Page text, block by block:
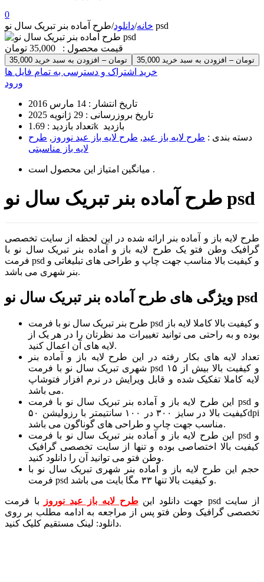
0
خانه/دانلود/ طرح آماده بنر تبریک سال نو psd
قیمت محصول : 35,000 تومان
35,000 تومان – افزودن به سبد خرید
خرید اشتراک و دسترسی به تمام فایل ها
ورود
تاریخ انتشار : 14 مارس 2016
تاریخ بروزرسانی : 29 ژانویه 2025
تعداد بازدید :
1.69k بازدید
دسته بندی : طرح لایه باز عید, طرح لایه باز عید نوروز , طرح
لایه باز مناسبتی
میانگین امتیاز این محصول است .
طرح آماده بنر تبریک سال نو psd
طرح لایه باز و آماده بنر ارائه شده در این لحظه از سایت تخصصی
گرافیک وطن فتو یک طرح لایه باز و آماده بنر تبریک سال نو با
فرمت psd و کیفیت بالا مناسب جهت چاپ و طراحی های تبلیغاتی و
بنر شهری می باشد.
ویژگی های طرح آماده بنر تبریک سال نو psd
طرح بنر تبریک سال نو با فرمت psd و کیفیت بالا کاملا لایه باز
بوده و به راحتی می توانید تغییرات مد نظرتان را در هر یک از
لایه های آن اعمال کنید.
تعداد لایه های بکار رفته در این طرح لایه باز و آماده بنر
شهری تبریک سال نو با فرمت psd و کیفیت بالا بیش از ۱۵
لایه کاملا تفکیک شده و قابل ویرایش در نرم افزار فتوشاپ
می باشد.
این طرح لایه باز و آماده بنر تبریک سال نو با فرمت psd و
کیفیت بالا در سایز ۳۰۰ در ۱۰۰ سانتیمتر با رزولیشن ۵۰dpi
مناسب جهت چاپ و طراحی های گوناگون می باشد.
این طرح لایه باز و آماده بنر تبریک سال نو با فرمت psd و
کیفیت بالا اختصاصی بوده و تنها از سایت تخصصی گرافیک
وطن فتو می توانید آن را دانلود کنید.
حجم این طرح لایه باز و آماده بنر شهری تبریک سال نو با
فرمت psd و کیفیت بالا تنها ۳۳ مگا بایت می باشد.
جهت دانلود اینطرح لایه باز عید نوروز
با فرمت psd از سایت
تخصصی گرافیک وطن فتو پس از مراجعه به ادامه مطلب بر روی
دانلود: لینک مستقیم کلیک کنید.